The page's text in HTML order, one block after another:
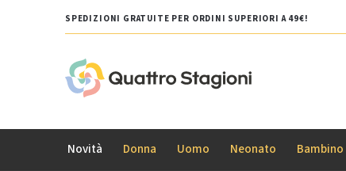
SPEDIZIONI GRATUITE PER ORDINI SUPERIORI A 49€!
Novità Donna Uomo Neonato Bambino